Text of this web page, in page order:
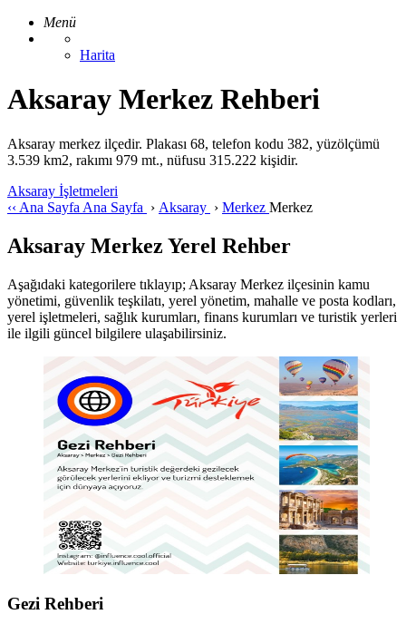
Menü
Harita
Aksaray Merkez Rehberi
Aksaray merkez ilçedir. Plakası 68, telefon kodu 382, yüzölçümü
3.539 km2, rakımı 979 mt., nüfusu 315.222 kişidir.
Aksaray İşletmeleri
‹‹ Ana Sayfa Ana Sayfa › Aksaray › Merkez Merkez
Aksaray Merkez Yerel Rehber
Aşağıdaki kategorilere tıklayıp; Aksaray Merkez ilçesinin kamu
yönetimi, güvenlik teşkilatı, yerel yönetim, mahalle ve posta kodları,
yerel işletmeleri, sağlık kurumları, finans kurumları ve turistik yerleri
ile ilgili güncel bilgilere ulaşabilirsiniz.
Gezi Rehberi